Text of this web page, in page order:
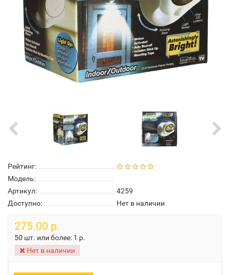
Рейтинг:
Модель:
Артикул:
4259
Доступно:
Нет в наличии
275.00 р.
50 шт. или более: 1 р.
Нет в наличии